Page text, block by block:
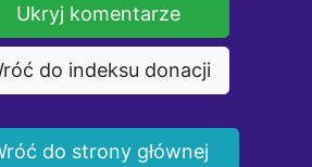
Ukryj komentarze
do indeksu donacji
do strony głównej